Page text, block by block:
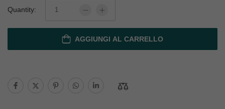
Quantity:
AGGIUNGI AL CARRELLO